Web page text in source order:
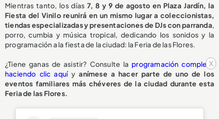
x
Mientras tanto, los días 7, 8 y 9 de agosto en Plaza Jardín, la
Fiesta del Vinilo reunirá en un mismo lugar a coleccionistas,
tiendas especializadas y presentaciones de DJs con parranda,
porro, cumbia y música tropical, dedicando los sonidos y la
programación a la fiesta de la ciudad: la Feria de las Flores.
¿Tiene ganas de asistir? Consulte la programación completa
haciendo clic aquíyanímese a hacer parte de uno de los
eventos familiares más chéveres de la ciudad durante esta
Feria de las Flores.